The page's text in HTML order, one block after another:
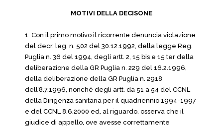
MOTIVI DELLA DECISONE
1. Con il primo motivo il ricorrente denuncia violazione
del decr. leg. n. 502 del 30.12.1992, della legge Reg.
Puglia n. 36 del 1994, degli artt. 2, 15 bis e 15 ter della
deliberazione della GR Puglia n. 229 del 16.2.1996,
della deliberazione della GR Puglia n. 2918
dell’8.7.1996, nonché degli artt. da 51 a 54 del CCNL
della Dirigenza sanitaria per il quadriennio 1994-1997
e del CCNL 8.6.2000 ed, al riguardo, osserva che il
giudice di appello, ove avesse correttamente